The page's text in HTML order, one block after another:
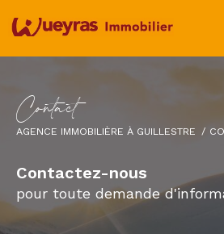
Contact
AGENCE IMMOBILIÈRE À GUILLESTRE
Contactez-nous
pour toute demande